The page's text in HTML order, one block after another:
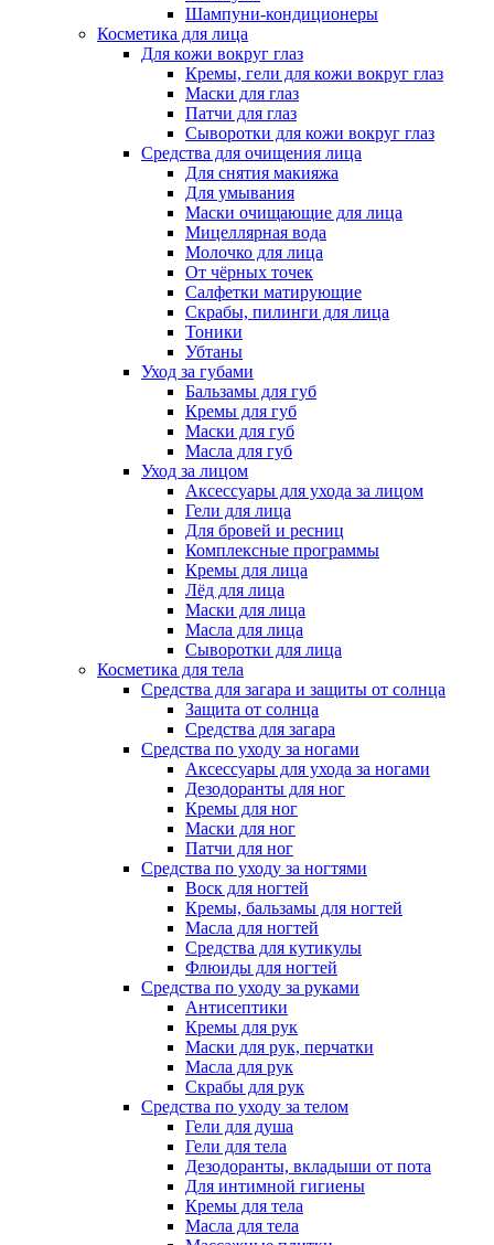
Шампуни-кондиционеры
Косметика для лица
Для кожи вокруг глаз
Кремы, гели для кожи вокруг глаз
Маски для глаз
Патчи для глаз
Сыворотки для кожи вокруг глаз
Средства для очищения лица
Для снятия макияжа
Для умывания
Маски очищающие для лица
Мицеллярная вода
Молочко для лица
От чёрных точек
Салфетки матирующие
Скрабы, пилинги для лица
Тоники
Убтаны
Уход за губами
Бальзамы для губ
Кремы для губ
Маски для губ
Масла для губ
Уход за лицом
Аксессуары для ухода за лицом
Гели для лица
Для бровей и ресниц
Комплексные программы
Кремы для лица
Лёд для лица
Маски для лица
Масла для лица
Сыворотки для лица
Косметика для тела
Средства для загара и защиты от солнца
Защита от солнца
Средства для загара
Средства по уходу за ногами
Аксессуары для ухода за ногами
Дезодоранты для ног
Кремы для ног
Маски для ног
Патчи для ног
Средства по уходу за ногтями
Воск для ногтей
Кремы, бальзамы для ногтей
Масла для ногтей
Средства для кутикулы
Флюиды для ногтей
Средства по уходу за руками
Антисептики
Кремы для рук
Маски для рук, перчатки
Масла для рук
Скрабы для рук
Средства по уходу за телом
Гели для душа
Гели для тела
Дезодоранты, вкладыши от пота
Для интимной гигиены
Кремы для тела
Масла для тела